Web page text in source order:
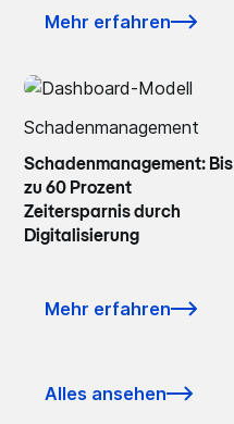
Mehr erfahren
Schadenmanagement
Schadenmanagement: Bis
zu 60 Prozent
Zeitersparnis durch
Digitalisierung
Mehr erfahren
Alles ansehen